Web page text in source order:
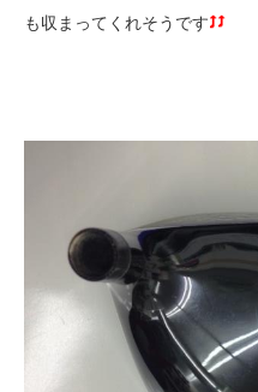
も収まってくれそうです